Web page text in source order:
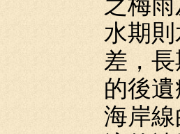
之梅
水期
差，
的後
海岸